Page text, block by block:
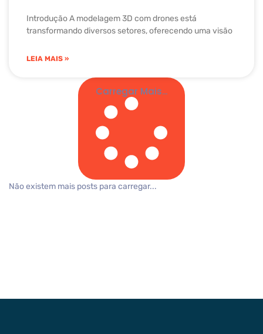
Introdução A modelagem 3D com drones está
transformando diversos setores, oferecendo uma visão
LEIA MAIS »
Carregar Mais...
Não existem mais posts para carregar...